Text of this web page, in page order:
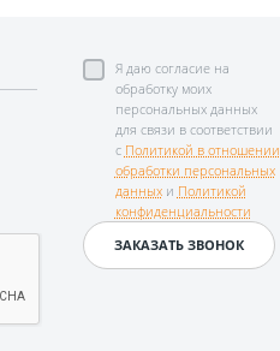
Я даю согласие на
обработку моих
персональных данных
для связи в соответствии
с Политикой в отношении
обработки персональных
данныхи Политикой
конфиденциальности